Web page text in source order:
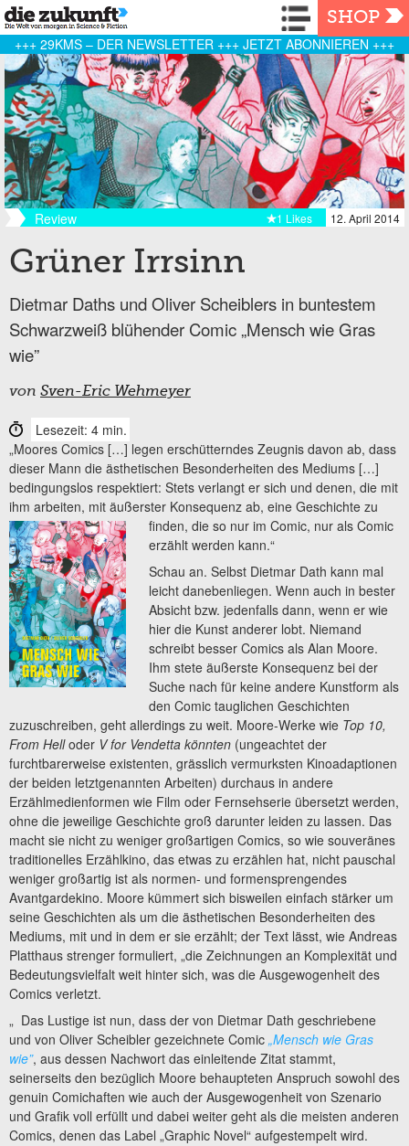
Navigation
SHOP
+++ 29KMS – DER NEWSLETTER +++ JETZT ABONNIEREN +++
Review 12. April 2014
1 Likes
Grüner Irrsinn
Dietmar Daths und Oliver Scheiblers in buntestem
Schwarzweiß blühender Comic „Mensch wie Gras
wie”
von Sven-Eric Wehmeyer
Lesezeit: 4 min.
„Moores Comics […] legen erschütterndes Zeugnis davon ab, dass
dieser Mann die ästhetischen Besonderheiten des Mediums […]
bedingungslos respektiert: Stets verlangt er sich und denen, die mit
ihm arbeiten, mit äußerster Konsequenz ab, eine Geschichte zu
finden, die so nur im Comic, nur alsComic
erzählt werden kann.“
Schau an. Selbst Dietmar Dath kann mal
leicht danebenliegen. Wenn auch in bester
Absicht bzw. jedenfalls dann, wenn er wie
hier die Kunst anderer lobt. Niemand
schreibt besser Comics als Alan Moore.
Ihm stete äußerste Konsequenz bei der
Suche nach für keine andere Kunstform als
den Comic tauglichen Geschichten
zuzuschreiben, geht allerdings zu weit. Moore-Werke wie Top 10,
From Helloder V for Vendetta könnten (ungeachtet der
furchtbarerweise existenten, grässlich vermurksten Kinoadaptionen
der beiden letztgenannten Arbeiten) durchaus in andere
Erzählmedienformen wie Film oder Fernsehserie übersetzt werden,
ohne die jeweilige Geschichte groß darunter leiden zu lassen. Das
macht sie nicht zu weniger großartigen Comics, so wie souveränes
traditionelles Erzählkino, das etwas zu erzählen hat, nicht pauschal
weniger großartig ist als normen- und formensprengendes
Avantgardekino. Moore kümmert sich bisweilen einfach stärker um
seine Geschichten als um die ästhetischen Besonderheiten des
Mediums, mit und in dem er sie erzählt; der Text lässt, wie Andreas
Platthaus strenger formuliert, „die Zeichnungen an Komplexität und
Bedeutungsvielfalt weit hinter sich, was die Ausgewogenheit des
Comics verletzt.
„ Das Lustige ist nun, dass der von Dietmar Dath geschriebene
und von Oliver Scheibler gezeichnete Comic „Mensch wie Gras
wie”, aus dessen Nachwort das einleitende Zitat stammt,
seinerseits den bezüglich Moore behaupteten Anspruch sowohl des
genuin Comichaften wie auch der Ausgewogenheit von Szenario
und Grafik voll erfüllt und dabei weiter geht als die meisten anderen
Comics, denen das Label „Graphic Novel“ aufgestempelt wird.